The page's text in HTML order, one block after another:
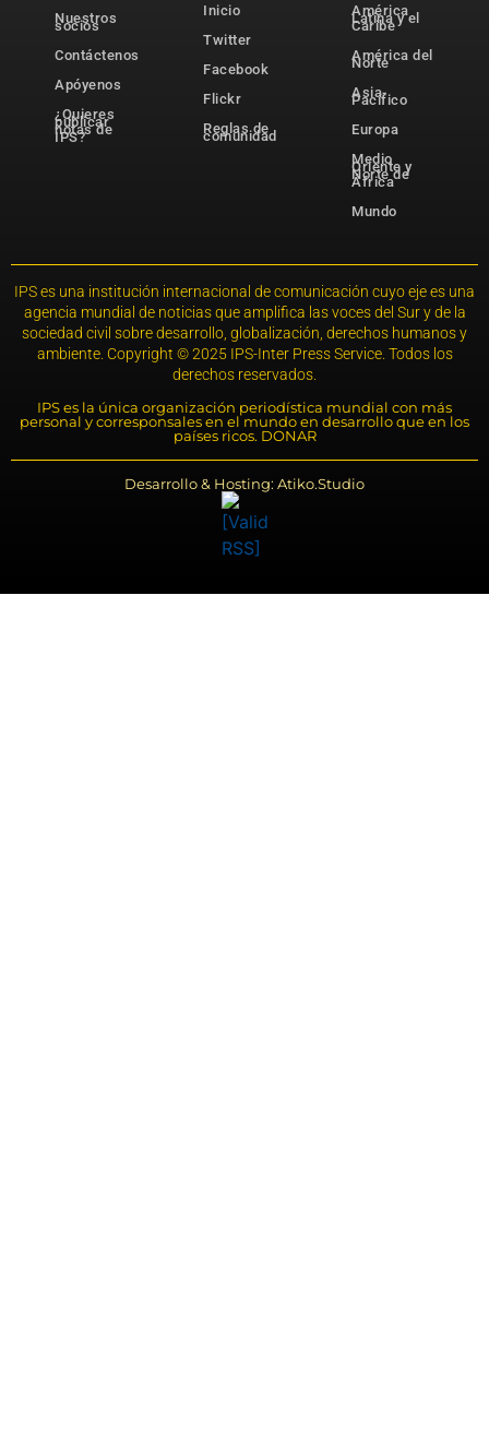
Nuestros
socios
Contáctenos
Apóyenos
¿Quieres
publicar
notas de
IPS?
Inicio
Twitter
Facebook
Flickr
Reglas de
comunidad
América
Latina y el
Caribe
América del
Norte
Asia-
Pacífico
Europa
Medio
Oriente y
Norte de
África
Mundo
IPS es una institución internacional de comunicación cuyo eje es una
agencia mundial de noticias que amplifica las voces del Sur y de la
sociedad civil sobre desarrollo, globalización, derechos humanos y
ambiente. Copyright © 2025 IPS-Inter Press Service. Todos los
derechos reservados.
IPS es la única organización periodística mundial con más
personal y corresponsales en el mundo en desarrollo que en los
países ricos. DONAR
Desarrollo & Hosting: Atiko.Studio